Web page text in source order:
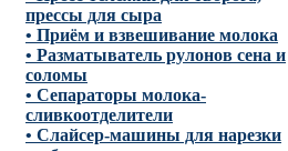
прессы для сыра
• Приём и взвешивание молока
• Разматыватель рулонов сена и
соломы
• Сепараторы молока-
сливкоотделители
• Слайсер-машины для нарезки